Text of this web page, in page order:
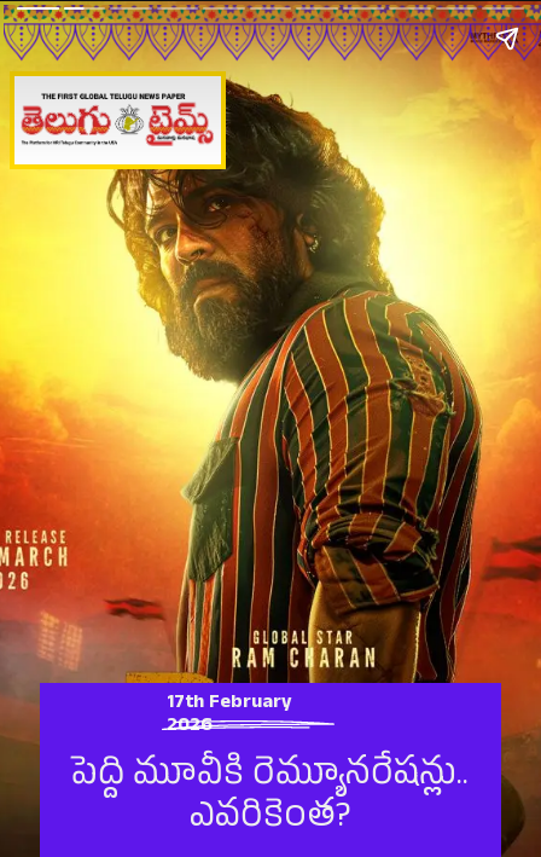
పెద్ది మూవీకి రెమ్యూన‌రేష‌న్లు..
ఎవ‌రికెంత‌?
17th February
2026